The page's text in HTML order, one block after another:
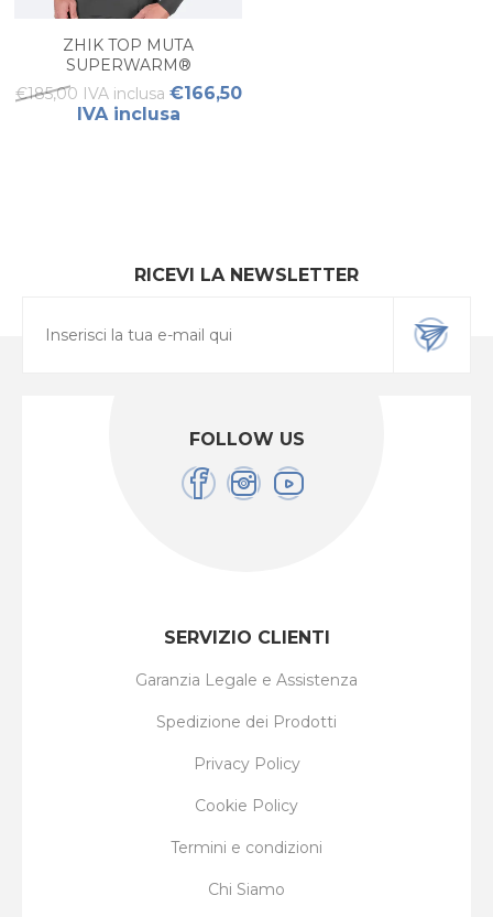
ZHIK TOP MUTA
SUPERWARM®
PERFORMANCE UOMO
€185,00 IVA inclusa €166,50
IVA inclusa
RICEVI LA NEWSLETTER
FOLLOW US
SERVIZIO CLIENTI
Garanzia Legale e Assistenza
Spedizione dei Prodotti
Privacy Policy
Cookie Policy
Termini e condizioni
Chi Siamo